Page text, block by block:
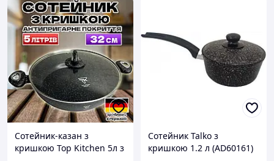
Сотейник-казан з
кришкою Top Kitchen 5л з
Сотейник Talko з
кришкою 1.2 л (АD60161)